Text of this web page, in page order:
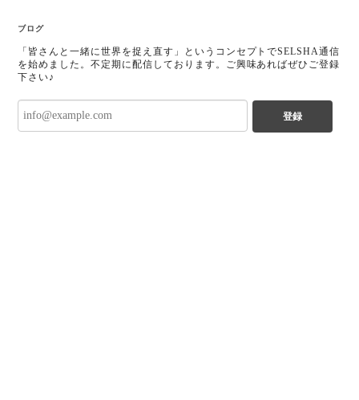
ブログ
「皆さんと一緒に世界を捉え直す」というコンセプトでSELSHA通信
を始めました。不定期に配信しております。ご興味あればぜひご登録
下さい♪
登録